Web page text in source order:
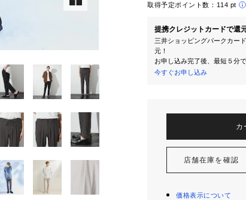
取得予定ポイント数： 114 pt
提携クレジットカードで還
三井ショッピングパークカー
元！
お申し込み完了後、最短５分
今すぐお申し込み
カ
店舗在庫を確認
価格表示について